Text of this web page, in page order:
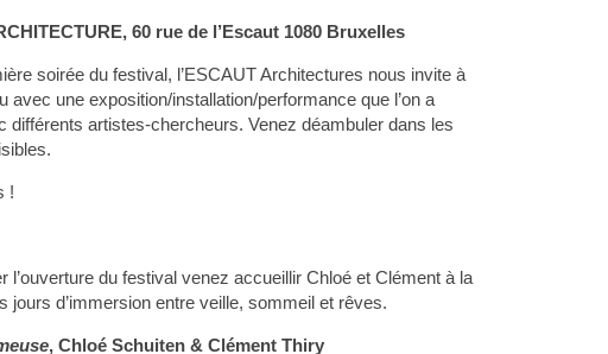
60 rue de l’Escaut 1080 Bruxelles
soirée du festival, l’ESCAUT Architectures nous invite à
avec une exposition/installation/performance que l’on a
différents artistes-chercheurs. Venez déambuler dans les
!
l’ouverture du festival venez accueillir Chloé et Clément à la
jours d’immersion entre veille, sommeil et rêves.
, Chloé Schuiten & Clément Thiry